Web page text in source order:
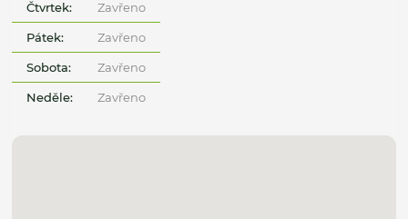
Čtvrtek: Zavřeno
Pátek: Zavřeno
Sobota: Zavřeno
Neděle: Zavřeno